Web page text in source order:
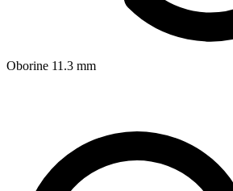
Oborine 11.3 mm